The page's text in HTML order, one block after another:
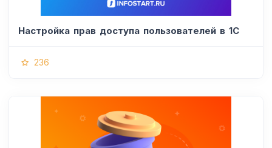
Настройка прав доступа пользователей в 1С
236